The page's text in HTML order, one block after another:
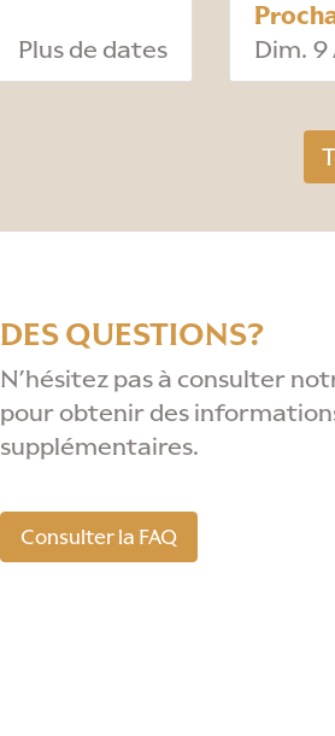
Plus de dates
Dim.
DES QUESTIONS?
N’hésitez pas à consulter
pour obtenir des
supplémentaires.
Consulter la FAQ